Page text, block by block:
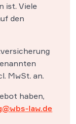
ist. Viele
den
MwSt. an.
haben,
law.de